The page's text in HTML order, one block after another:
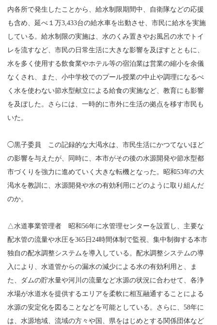
内各所で発生したことから、給水制限期間中、自衛隊などの応援
も含め、延べ１万3,433台の給水車を出動させ、市民に給水を実施
している。給水制限の実施は、水のくみ置きやお風呂の水でトイ
レを流すなど、市民の日常生活に大きな影響を及ぼすとともに、
水を多く使用する飲食業やホテル等の宿泊業は営業の縮小を余儀
なくされ、また、小中学校でのプール授業の中止や調理になるべ
く水を使わない節水型献立による給食の実施など、教育にも影響
を及ぼした。さらには、一時的に市外に生活の拠点を移す市民も
いた。
◯黒子委員 この記録的な大渇水は、市民生活にかつてないほど
の影響を与えたが、同時に、本市がその後の水源開発や節水型都
市づくりを強力に進めていく大きな転機となった。昭和53年の大
渇水を教訓に、水源開発や水の有効利用にどのように取り組んだ
のか。
△水道事業管理者 昭和56年に水管理センターを設置し、主要な
配水管の流量や水圧を365日24時間体制で監視、集中制御する本市
独自の配水調整システムを導入している。配水調整システムの導
入により、水道管からの漏水の減少による水の有効利用と、ま
た、ダムの貯水量や河川の流量など水源の状況に合わせて、各浄
水場が水道水を提供するエリアを柔軟に相互融通することによる
水源の安定化を図ることなどを可能としている。さらに、58年に
は、水源地域、流域の方々や国、県をはじめとする関係団体など